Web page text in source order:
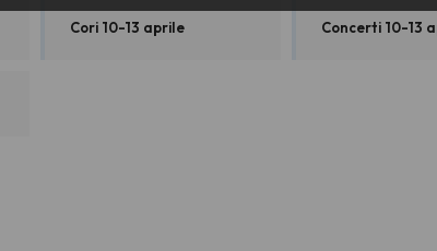
Cori 10-13 aprile Concerti 10-13